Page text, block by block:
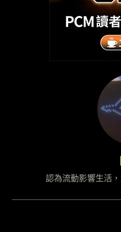
認為流動影響生活